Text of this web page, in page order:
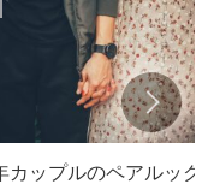
カップルのペアルック